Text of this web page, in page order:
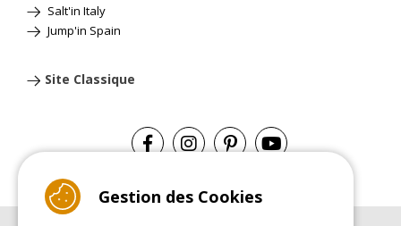
Salt'in Italy
Jump'in Spain
Site Classique
Gestion des Cookies